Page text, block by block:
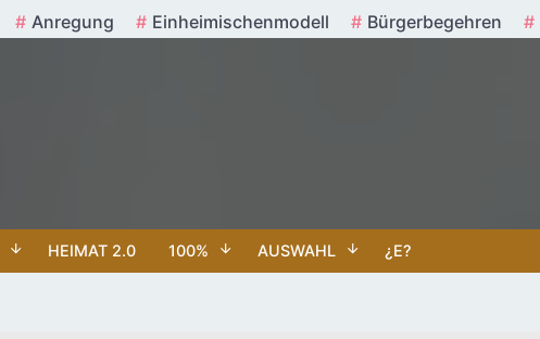
Anregung Einheimischenmodell Bürgerbegehren
HEIMAT 2.0 100% AUSWAHL ¿E?